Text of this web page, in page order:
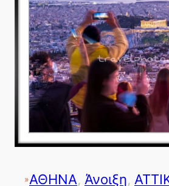
»ΑΘΗΝΑ, Άνοιξη,